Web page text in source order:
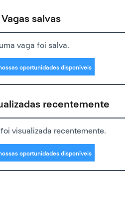
Vagas salvas
vaga foi salva.
oportunidades disponíveis
recentemente
visualizada recentemente.
oportunidades disponíveis